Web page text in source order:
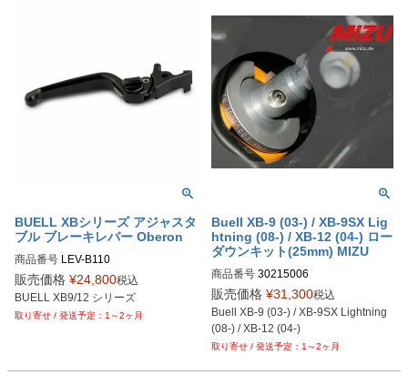
例：スタイル：スタンダード、レバ
ーカラー：Black、アジャスターカラ
ー：Black；LEV-C120-1-BLK-BKL
BUELL XBシリーズ アジャスタ
ブル ブレーキレバー Oberon
商品番号 LEV-B110
レバースタイル：Standard；1、Air
o；2、Custom；3
レバーカラー：Black；-BLK、Blu
e；BLU、 Gold； GLD
アジャスターカラー： ：Black；-BL
販売価格 ¥24,800税込
1～2ヶ月
Buell XB-9 (03-) / XB-9SX Lig
htning (08-) / XB-12 (04-) ロー
ダウンキット(25mm) MIZU
商品番号 30215006
販売価格 ¥31,300税込
Buell XB-9 (03-) / XB-9SX Lightning
(08-) / XB-12 (04-)
1～2ヶ月